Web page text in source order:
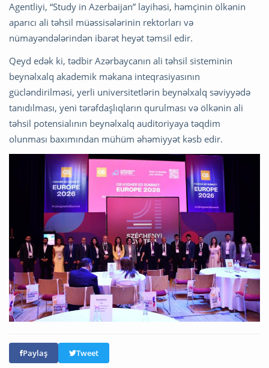
Agentliyi, “Study in Azerbaijan” layihəsi, həmçinin ölkənin
aparıcı ali təhsil müəssisələrinin rektorları və
nümayəndələrindən ibarət heyət təmsil edir.
Qeyd edək ki, tədbir Azərbaycanın ali təhsil sisteminin
beynəlxalq akademik məkana inteqrasiyasının
gücləndirilməsi, yerli universitetlərin beynəlxalq səviyyədə
tanıdılması, yeni tərəfdaşlıqların qurulması və ölkənin ali
təhsil potensialının beynəlxalq auditoriyaya təqdim
olunması baxımından mühüm əhəmiyyət kəsb edir.
Paylaş Tweet